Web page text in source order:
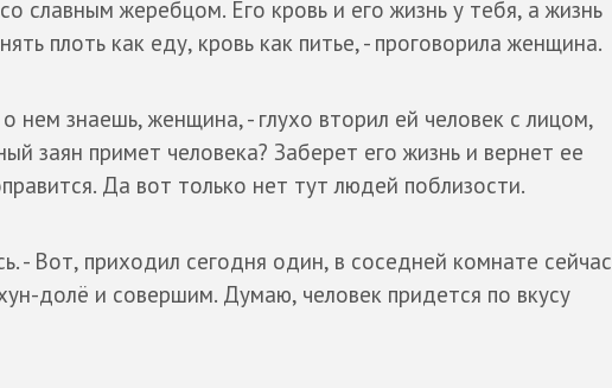
славным жеребцом. Его кровь и его жизнь у тебя, а жизнь
плоть как еду, кровь как питье, - проговорила женщина.
нем знаешь, женщина, - глухо вторил ей человек с лицом,
заян примет человека? Заберет его жизнь и вернет ее
Да вот только нет тут людей поблизости.
- Вот, приходил сегодня один, в соседней комнате сейчас
долё и совершим. Думаю, человек придется по вкусу